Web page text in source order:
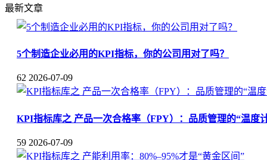
最新文章
5个制造企业必用的KPI指标，你的公司用对了吗？
62 2026-07-09
KPI指标库之 产品一次合格率（FPY）：品质管理的“温度
59 2026-07-09